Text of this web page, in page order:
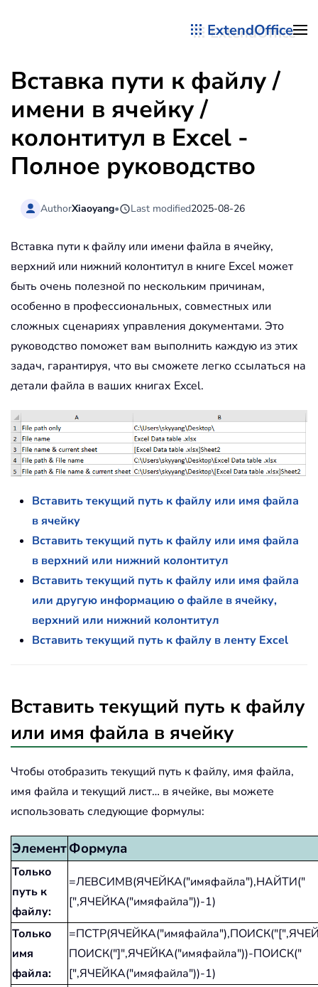
ExtendOffice
Вставка пути к файлу /
имени в ячейку /
колонтитул в Excel -
Полное руководство
AuthorXiaoyang• Last modified2025-08-26
Вставка пути к файлу или имени файла в ячейку,
верхний или нижний колонтитул в книге Excel может
быть очень полезной по нескольким причинам,
особенно в профессиональных, совместных или
сложных сценариях управления документами. Это
руководство поможет вам выполнить каждую из этих
задач, гарантируя, что вы сможете легко ссылаться на
детали файла в ваших книгах Excel.
Вставить текущий путь к файлу или имя файла
в ячейку
Вставить текущий путь к файлу или имя файла
в верхний или нижний колонтитул
Вставить текущий путь к файлу или имя файла
или другую информацию о файле в ячейку,
верхний или нижний колонтитул
Вставить текущий путь к файлу в ленту Excel
Вставить текущий путь к файлу
или имя файла в ячейку
Чтобы отобразить текущий путь к файлу, имя файла,
имя файла и текущий лист… в ячейке, вы можете
использовать следующие формулы:
ЭлементФормула
Только
путь к
файлу:
=ЛЕВСИМВ(ЯЧЕЙКА("имяфайла"),НАЙТИ("
[",ЯЧЕЙКА("имяфайла"))-1)
Только
имя
файла:
ПОИСК("]",ЯЧЕЙКА("имяфайла"))-ПОИСК("
[",ЯЧЕЙКА("имяфайла"))-1)